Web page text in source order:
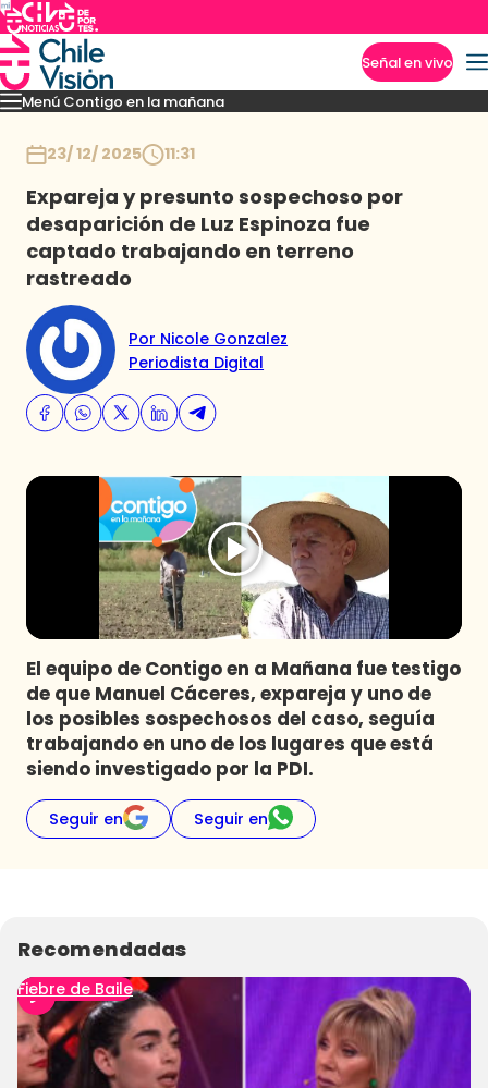
Señal en vivo
Menú Contigo en la mañana
MomentosReportajesDenunciasPolicialPolíticaEspectáculo
23/ 12/ 2025 11:31
Expareja y presunto sospechoso por
desaparición de Luz Espinoza fue
captado trabajando en terreno
rastreado
Por Nicole Gonzalez
Periodista Digital
El equipo de Contigo en a Mañana fue testigo
de que Manuel Cáceres, expareja y uno de
los posibles sospechosos del caso, seguía
trabajando en uno de los lugares que está
siendo investigado por la PDI.
Seguir en Seguir en
Recomendadas
Fiebre de Baile
Imperdibles
Programas
Club De La Comedia
Contigo en Directo
Plan Perfecto
El Tiempo
Sabingo
Todos Los Programas